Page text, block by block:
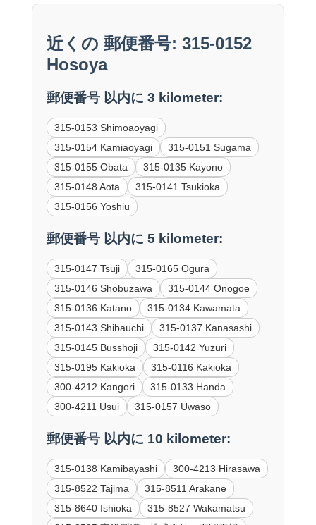
近くの 郵便番号: 315-0152
Hosoya
郵便番号 以内に 3 kilometer:
315-0153 Shimoaoyagi
315-0154 Kamiaoyagi
315-0151 Sugama
315-0155 Obata
315-0135 Kayono
315-0148 Aota
315-0141 Tsukioka
315-0156 Yoshiu
郵便番号 以内に 5 kilometer:
315-0147 Tsuji
315-0165 Ogura
315-0146 Shobuzawa
315-0144 Onogoe
315-0136 Katano
315-0134 Kawamata
315-0143 Shibauchi
315-0137 Kanasashi
315-0145 Busshoji
315-0142 Yuzuri
315-0195 Kakioka
315-0116 Kakioka
300-4212 Kangori
315-0133 Handa
300-4211 Usui
315-0157 Uwaso
郵便番号 以内に 10 kilometer:
315-0138 Kamibayashi
300-4213 Hirasawa
315-8522 Tajima
315-8511 Arakane
315-8640 Ishioka
315-8527 Wakamatsu